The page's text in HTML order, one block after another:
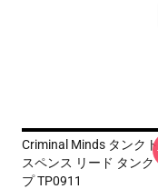
Criminal Minds タンク
スペンス リード タンク
プ TP0911